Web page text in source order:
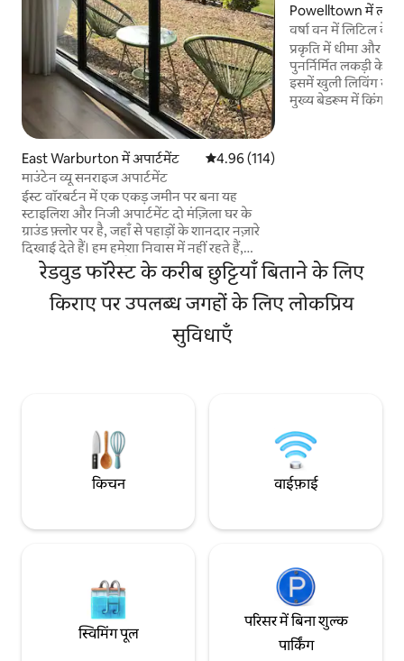
East Warburton में अपार्टमेंट औसत रेटिंग 5 में से 4.96, 114 समीक्षाएँ
4.96 (114)
माउंटेन व्यू सनराइज अपार्टमेंट
ईस्ट वॉरबर्टन में एक एकड़ जमीन पर बना यह
स्टाइलिश और निजी अपार्टमेंट दो मंज़िला घर के
ग्राउंड फ़्लोर पर है, जहाँ से पहाड़ों के शानदार नज़ारे
दिखाई देते हैं। हम हमेशा निवास में नहीं रहते हैं,
लेकिन अगर हम होते हैं, तो हम अपने मेहमानों की
निजता और शांतिपूर्ण ठहराव को सुनिश्चित करने के
लिए अपनी पूरी कोशिश करते हैं। हम रेडवुड फ़ॉरेस्ट
और बोधिवाना मॉनेस्ट्री से कुछ ही मिनट की दूरी पर हैं
और वॉरबर्टन टाउनशिप से 8 मिनट की ड्राइव पर हैं।
खाने-पीने के अनुभवों, पैदल सैर, वाइनरी, झरनों और
Powelltown में
वर्षा वन में लिटिल
प्रकृति में धीमा और
पुनर्निर्मित लकड़ी के
इसमें खुली लिविंग
मुख्य बेडरूम में किंग बेड है। और कॉटेज
रेडवुड फॉरेस्ट के करीब छुट्टियाँ बिताने के लिए
किराए पर उपलब्ध जगहों के लिए लोकप्रिय
सुविधाएँ
किचन वाईफ़ाई
स्विमिंग पूल
परिसर में बिना शुल्क
पार्किंग